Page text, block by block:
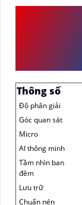
Thông số
Độ phân giải
Góc quan sát
Micro
AI thông minh
Tầm nhìn ban
đêm
Lưu trữ
Chuẩn nén